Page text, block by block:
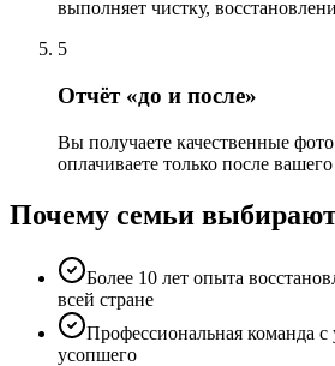
выполняет чистку,
5
Отчёт «до и после»
Вы получаете качественные фото
оплачиваете только после
Почему семьи
Более 10 лет опыта
всей стране
Профессиональная команда
усопшего